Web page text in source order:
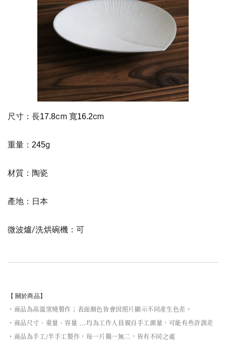
尺寸：長17.8cm 寬16.2cm
重量：245g
材質：陶瓷
產地：日本
微波爐/洗烘碗機：可
【 關於商品】
・商品為高溫窯燒製作；表面顏色皆會因照片顯示不同產生色差。
・商品尺寸、重量、容量 ...均為工作人員親自手工測量，可能有些許誤差
・商品為手工/半手工製作，每一片獨一無二，皆有不同之處